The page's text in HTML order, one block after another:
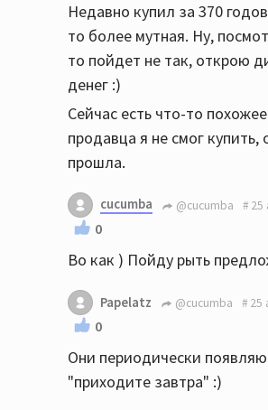
Недавно купил за 370
то более мутная. Ну,
то пойдет не так, открою
денег :)
Сейчас есть что-то
продавца я не смог купить,
прошла.
cucumba @cucumba 25
0
Во как ) Пойду рыть
Papelatz @cucumba 25
0
Они периодически
"приходите завтра" :)